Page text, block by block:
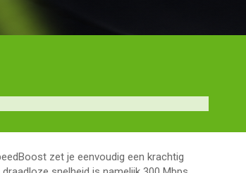
zet je eenvoudig een krachtig